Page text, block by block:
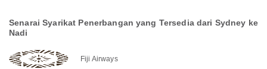
Senarai Syarikat Penerbangan yang Tersedia dari Sydney ke
Nadi
Fiji Airways